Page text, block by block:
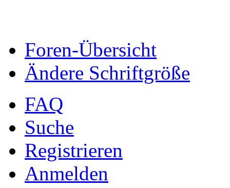
Foren-Übersicht
Ändere Schriftgröße
FAQ
Suche
Registrieren
Anmelden